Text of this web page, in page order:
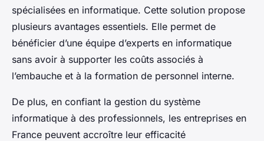
spécialisées en informatique. Cette solution propose
plusieurs avantages essentiels. Elle permet de
bénéficier d’une équipe d’experts en informatique
sans avoir à supporter les coûts associés à
l’embauche et à la formation de personnel interne.
De plus, en confiant la gestion du système
informatique à des professionnels, les entreprises en
France peuvent accroître leur efficacité